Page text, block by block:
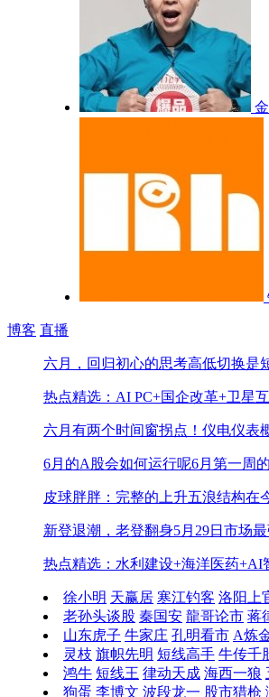
博客 直播
六月，回归初心的思考高低切换是
热点精选：AI PC+国企改革+卫星
六月有两个时间窗拐点！ 仪电仪表
6月的A股会如何运行呢6月第一周
皮球胖胖：完整的上升五浪结构在
新登退潮，老登翻身5月29日市场
热点精选：水利建设+海洋医药+AI
徐小明 天赢居 寒江钓客 洛阳上
老孙头谈股 秦国安 龍哥论市 蒋
山东虎子 牛家庄 孔明看市 A炼
灵枝 旗帜先明 短线高手 牛传千
鸿牛 短线王 律动天成 海西一狼
狗蛋 李博文 波段龙一 股市猎枪